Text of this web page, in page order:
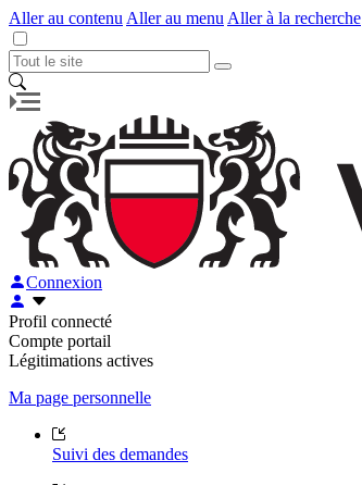
Aller au contenu Aller au menu Aller à la recherche
Connexion
Profil connecté
Compte portail
Légitimations actives
Ma page personnelle
Suivi des demandes